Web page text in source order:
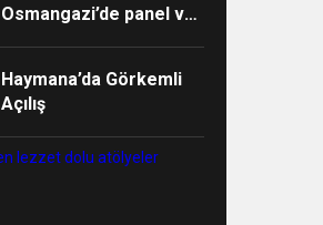
Osmangazi’de panel ve
Haymana’da Görkemli
Açılış